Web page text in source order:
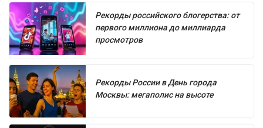
Рекорды российского блогерства: от
первого миллиона до миллиарда
просмотров
Рекорды России в День города
Москвы: мегаполис на высоте